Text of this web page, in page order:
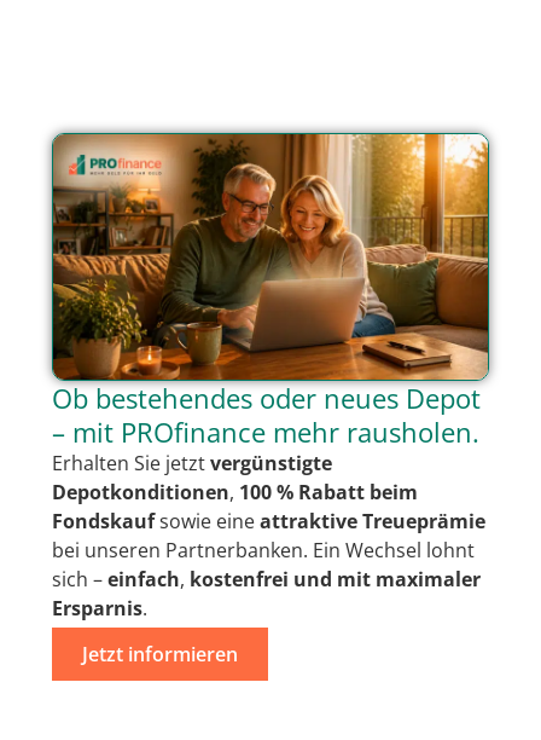
Ob bestehendes oder neues Depot
– mit PROfinance mehr rausholen.
Erhalten Sie jetztvergünstigte
Depotkonditionen, 100 % Rabatt beim
Fondskaufsowie eineattraktive Treueprämie
bei unseren Partnerbanken. Ein Wechsel lohnt
sich –einfach, kostenfrei und mit maximaler
Ersparnis.
Jetzt informieren